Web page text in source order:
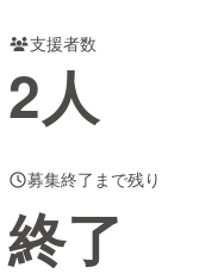
ヘルスケア
支援者数
2人
募集終了まで残り
終了